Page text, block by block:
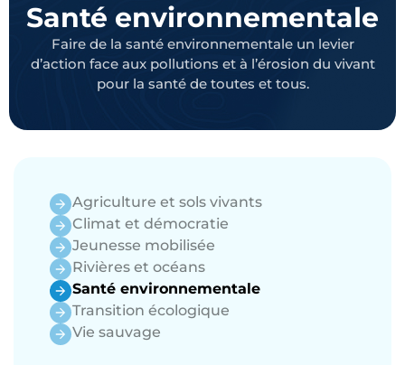
Santé environnementale
Faire de la santé environnementale un levier
d’action face aux pollutions et à l’érosion du vivant
pour la santé de toutes et tous.
Agriculture et sols vivants
Climat et démocratie
Jeunesse mobilisée
Rivières et océans
Santé environnementale
Transition écologique
Vie sauvage